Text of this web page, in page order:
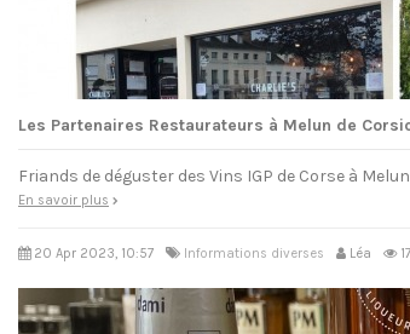
Les Partenaires Restaurateurs à Melun de
Friands de déguster des Vins IGP de Corse à
En savoir plus
20 Apr 2023, 10:57 Informations diverses Léa